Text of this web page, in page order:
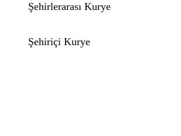
Şehirlerarası Kurye
Şehiriçi Kurye